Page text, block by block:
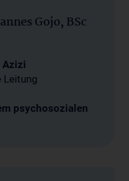
Gojo, BSc
Azizi
Leitung
psychosozialen